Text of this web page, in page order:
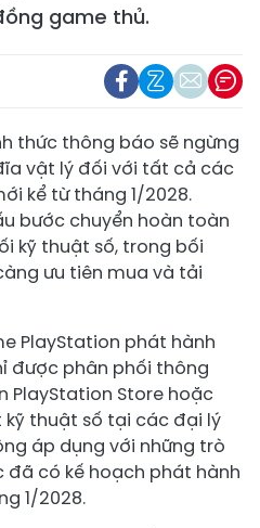
game thủ.
thức thông báo sẽ ngừng
vật lý đối với tất cả các
kể từ tháng 1/2028.
bước chuyển hoàn toàn
kỹ thuật số, trong bối
ưu tiên mua và tải
PlayStation phát hành
được phân phối thông
PlayStation Store hoặc
thuật số tại các đại lý
áp dụng với những trò
có kế hoạch phát hành
1/2028.